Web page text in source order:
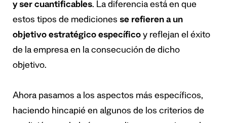
y ser cuantificables. La diferencia está en que
estos tipos de mediciones se refieren a un
objetivo estratégico específico y reflejan el éxito
de la empresa en la consecución de dicho
objetivo.
Ahora pasamos a los aspectos más específicos,
haciendo hincapié en algunos de los criterios de